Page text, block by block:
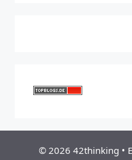
© 2026 42thinking •